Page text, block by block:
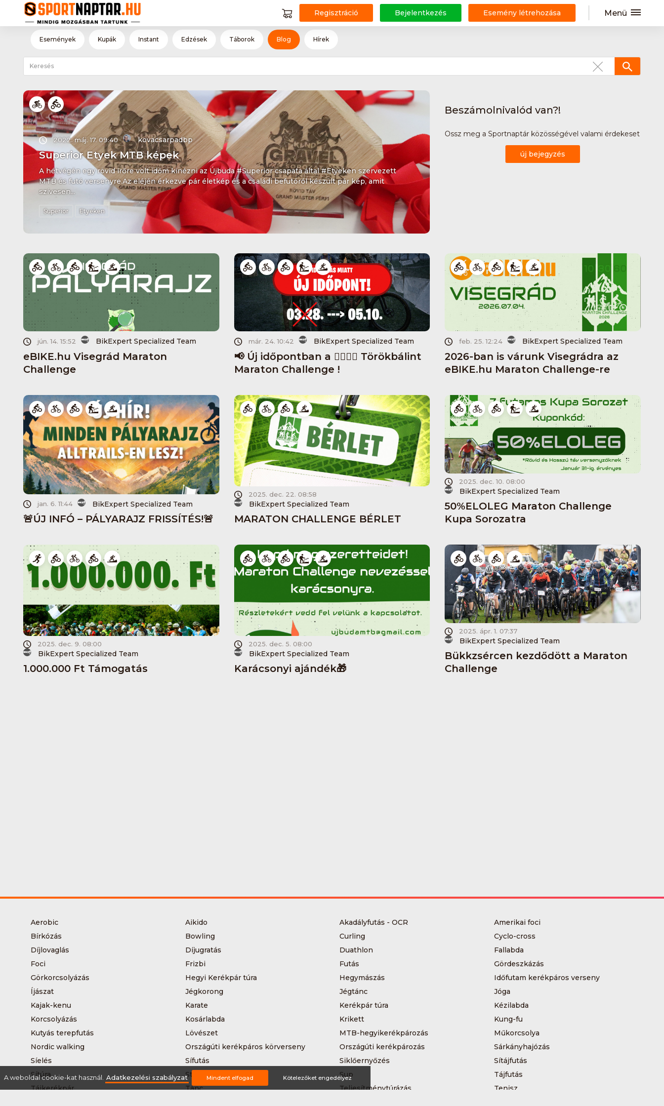
Regisztráció Bejelentkezés Esemény létrehozása Menü
Események Kupák Instant Edzések Táborok Blog Hírek
2022. máj. 17. 09:40 kovacsarpadbp
Superior Etyek MTB képek
A hétvégén egy rövid irőre volt időm kinézni az Újbuda #Superior csapata által #Etyeken szervezett
MTB és futó versenyre.Az eléjén érkezve pár életkép és a családi befutóról készült pár kép, amit
szívesen...
Superior Etyeken
Beszámolnivalód van?!
Ossz meg a Sportnaptár közösségével valami érdekeset
új bejegyzés
jún. 14. 15:52 BikExpert Specialized Team
eBIKE.hu Visegrád Maraton
Challenge
már. 24. 10:42 BikExpert Specialized Team
📢 Új időpontban a 🏃‍♂️🏃‍♀️ Törökbálint
Maraton Challenge !
feb. 25. 12:24 BikExpert Specialized Team
2026-ban is várunk Visegrádra az
eBIKE.hu Maraton Challenge-re
jan. 6. 11:44 BikExpert Specialized Team
🚨ÚJ INFÓ – PÁLYARAJZ FRISSÍTÉS!🚨
2025. dec. 22. 08:58
BikExpert Specialized Team
MARATON CHALLENGE BÉRLET
2025. dec. 10. 08:00
BikExpert Specialized Team
50%ELOLEG Maraton Challenge
Kupa Sorozatra
2025. dec. 9. 08:00
BikExpert Specialized Team
1.000.000 Ft Támogatás
2025. dec. 5. 08:00
BikExpert Specialized Team
Karácsonyi ajándék🎁
2025. ápr. 1. 07:37
BikExpert Specialized Team
Bükkzsércen kezdődött a Maraton
Challenge
Aerobic Aikido Akadályfutás - OCR
Amerikai foci
Bírkózás
Bowling Curling
Cyclo-cross
Díjlovaglás
Díjugratás Duathlon
Fallabda
Foci
Frizbi Futás
Gördeszkázás
Görkorcsolyázás
Hegyi Kerékpár túra Hegymászás
Időfutam kerékpáros verseny
Íjászat
Jégkorong Jégtánc
Jóga
Kajak-kenu
Karate Kerékpár túra
Kézilabda
Korcsolyázás
Kosárlabda Krikett
Kung-fu
Kutyás terepfutás
Lövészet MTB-hegyikerékpározás
Műkorcsolya
Nordic walking
Országúti kerékpáros körverseny Országúti kerékpározás
Sárkányhajózás
Síelés
Sífutás Siklőernyőzés
Sítájfutás
Sítúra
Streetball (3*3) Sup
Tájfutás
Tájkerékpár
Tánc Teljesítménytúrázás
Tenisz
A weboldal cookie-kat használ. Adatkezelési szabályzat Mindent elfogad Kötelezőket engedélyez